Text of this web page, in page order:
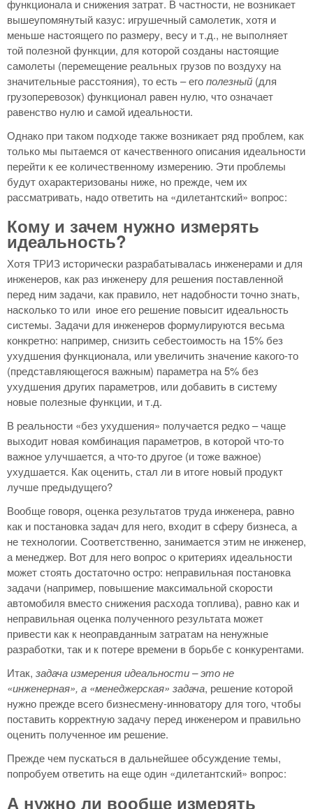
функционала и снижения затрат. В частности, не возникает
вышеупомянутый казус: игрушечный самолетик, хотя и
меньше настоящего по размеру, весу и т.д., не выполняет
той полезной функции, для которой созданы настоящие
самолеты (перемещение реальных грузов по воздуху на
значительные расстояния), то есть – егополезный (для
грузоперевозок) функционал равен нулю, что означает
равенство нулю и самой идеальности.
Однако при таком подходе также возникает ряд проблем, как
только мы пытаемся от качественного описания идеальности
перейти к ее количественному измерению. Эти проблемы
будут охарактеризованы ниже, но прежде, чем их
рассматривать, надо ответить на «дилетантский» вопрос:
Кому и зачем нужно измерять
идеальность?
Хотя ТРИЗ исторически разрабатывалась инженерами и для
инженеров, как раз инженеру для решения поставленной
перед ним задачи, как правило, нет надобности точно знать,
насколько то или иное его решение повысит идеальность
системы. Задачи для инженеров формулируются весьма
конкретно: например, снизить себестоимость на 15% без
ухудшения функционала, или увеличить значение какого-то
(представляющегося важным) параметра на 5% без
ухудшения других параметров, или добавить в систему
новые полезные функции, и т.д.
В реальности «без ухудшения» получается редко – чаще
выходит новая комбинация параметров, в которой что-то
важное улучшается, а что-то другое (и тоже важное)
ухудшается. Как оценить, стал ли в итоге новый продукт
лучше предыдущего?
Вообще говоря, оценка результатов труда инженера, равно
как и постановка задач для него, входит в сферу бизнеса, а
не технологии. Соответственно, занимается этим не инженер,
а менеджер. Вот для него вопрос о критериях идеальности
может стоять достаточно остро: неправильная постановка
задачи (например, повышение максимальной скорости
автомобиля вместо снижения расхода топлива), равно как и
неправильная оценка полученного результата может
привести как к неоправданным затратам на ненужные
разработки, так и к потере времени в борьбе с конкурентами.
Итак, задача измерения идеальности – это не
«инженерная», а «менеджерская» задача, решение которой
нужно прежде всего бизнесмену-инноватору для того, чтобы
поставить корректную задачу перед инженером и правильно
оценить полученное им решение.
Прежде чем пускаться в дальнейшее обсуждение темы,
попробуем ответить на еще один «дилетантский» вопрос:
А нужно ли вообще измерять